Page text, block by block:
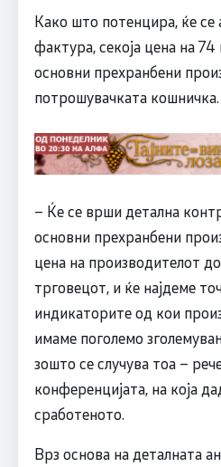
Како што потенцира, ќе се
фактура, секоја цена на
основни прехранбени
потрошувачката кошничка.
– Ќе се врши детална
основни прехранбени
цена на производителот
трговецот, и ќе најдеме
индикаторите од кои
имаме поголемо
зошто се случува тоа –
конференцијата, на која
сработеното.
Врз основа на деталната